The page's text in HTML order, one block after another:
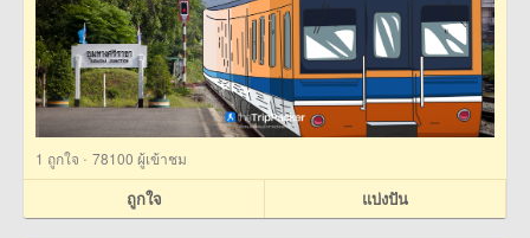
1 ถูกใจ · 78100 ผู้เข้าชม
ถูกใจ แบ่งปัน